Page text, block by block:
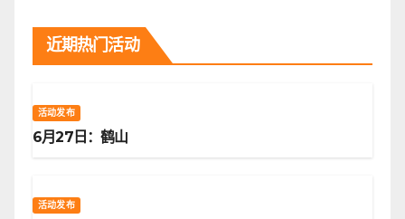
近期热门活动
活动发布
6月27日：鹤山
活动发布